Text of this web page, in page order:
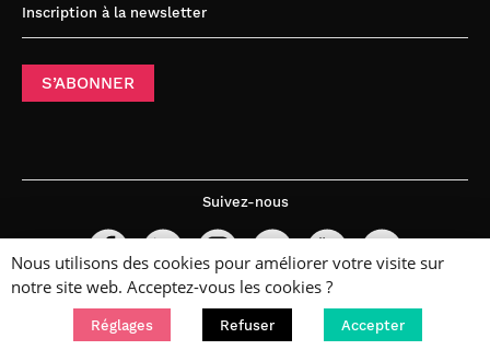
Inscription à la newsletter
S’ABONNER
Suivez-nous
Nous utilisons des cookies pour améliorer votre visite sur
notre site web. Acceptez-vous les cookies ?
Réglages Refuser Accepter